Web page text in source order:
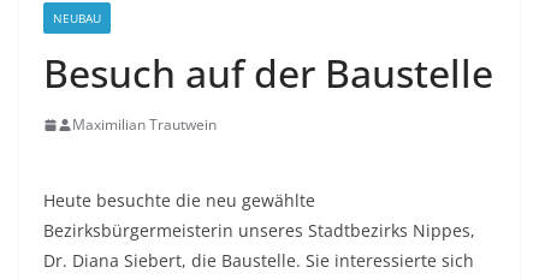
NEUBAU
Besuch auf der Baustelle
Maximilian Trautwein
Heute besuchte die neu gewählte
Bezirksbürgermeisterin unseres Stadtbezirks Nippes,
Dr. Diana Siebert, die Baustelle. Sie interessierte sich